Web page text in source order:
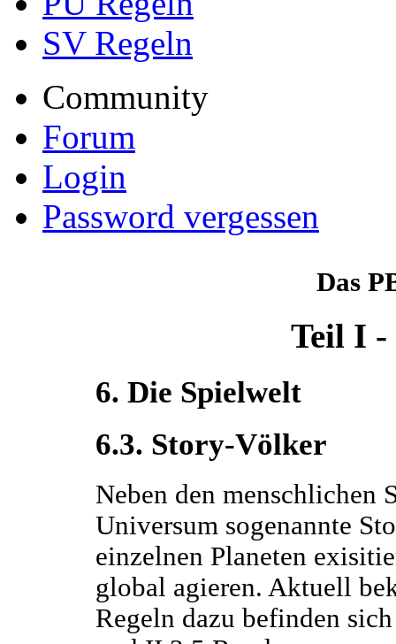
SV Regeln
Community
Forum
Login
Password vergessen
Das
Teil I -
6. Die Spielwelt
6.3. Story-Völker
Neben den menschlichen
Universum sogenannte
einzelnen Planeten
global agieren. Aktuell
Regeln dazu befinden